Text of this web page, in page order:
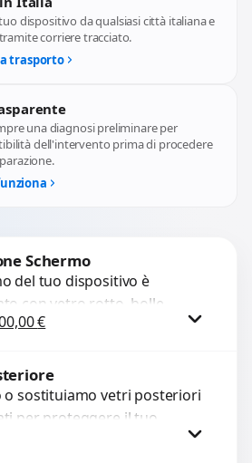
dispositivo da qualsiasi città italiana e
corriere tracciato.
trasporto
una diagnosi preliminare per
dell'intervento prima di procedere
Schermo
del tuo dispositivo è
con vetro rotto, bolle,
nero o pixel morti?
originale era: 110,00 €.
€Il prezzo attuale è: 100,00 €.
Procedi
o sostituiamo vetri posteriori
per proteggere il tuo
ripristinare l’estetica